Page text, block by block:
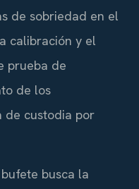
de sobriedad en el
calibración y el
prueba de
de los
de custodia por
busca la